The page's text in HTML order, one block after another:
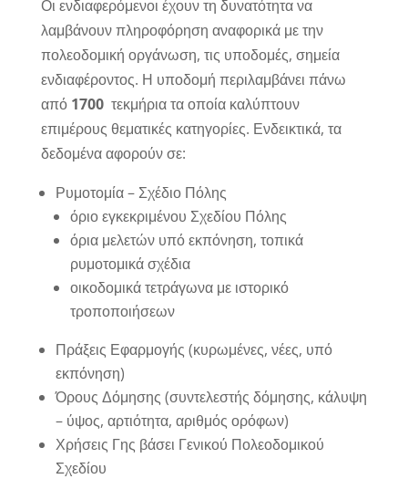
Οι ενδιαφερόμενοι έχουν τη δυνατότητα να
λαμβάνουν πληροφόρηση αναφορικά με την
πολεοδομική οργάνωση, τις υποδομές, σημεία
ενδιαφέροντος. Η υποδομή περιλαμβάνει πάνω
από 1700 τεκμήρια τα οποία καλύπτουν
επιμέρους θεματικές κατηγορίες. Ενδεικτικά, τα
δεδομένα αφορούν σε:
Ρυμοτομία – Σχέδιο Πόλης
όριο εγκεκριμένου Σχεδίου Πόλης
όρια μελετών υπό εκπόνηση, τοπικά
ρυμοτομικά σχέδια
οικοδομικά τετράγωνα με ιστορικό
τροποποιήσεων
Πράξεις Εφαρμογής (κυρωμένες, νέες, υπό
εκπόνηση)
Όρους Δόμησης (συντελεστής δόμησης, κάλυψη
– ύψος, αρτιότητα, αριθμός ορόφων)
Χρήσεις Γης βάσει Γενικού Πολεοδομικού
Σχεδίου